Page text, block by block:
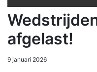
afgelast!
9 januari 2026